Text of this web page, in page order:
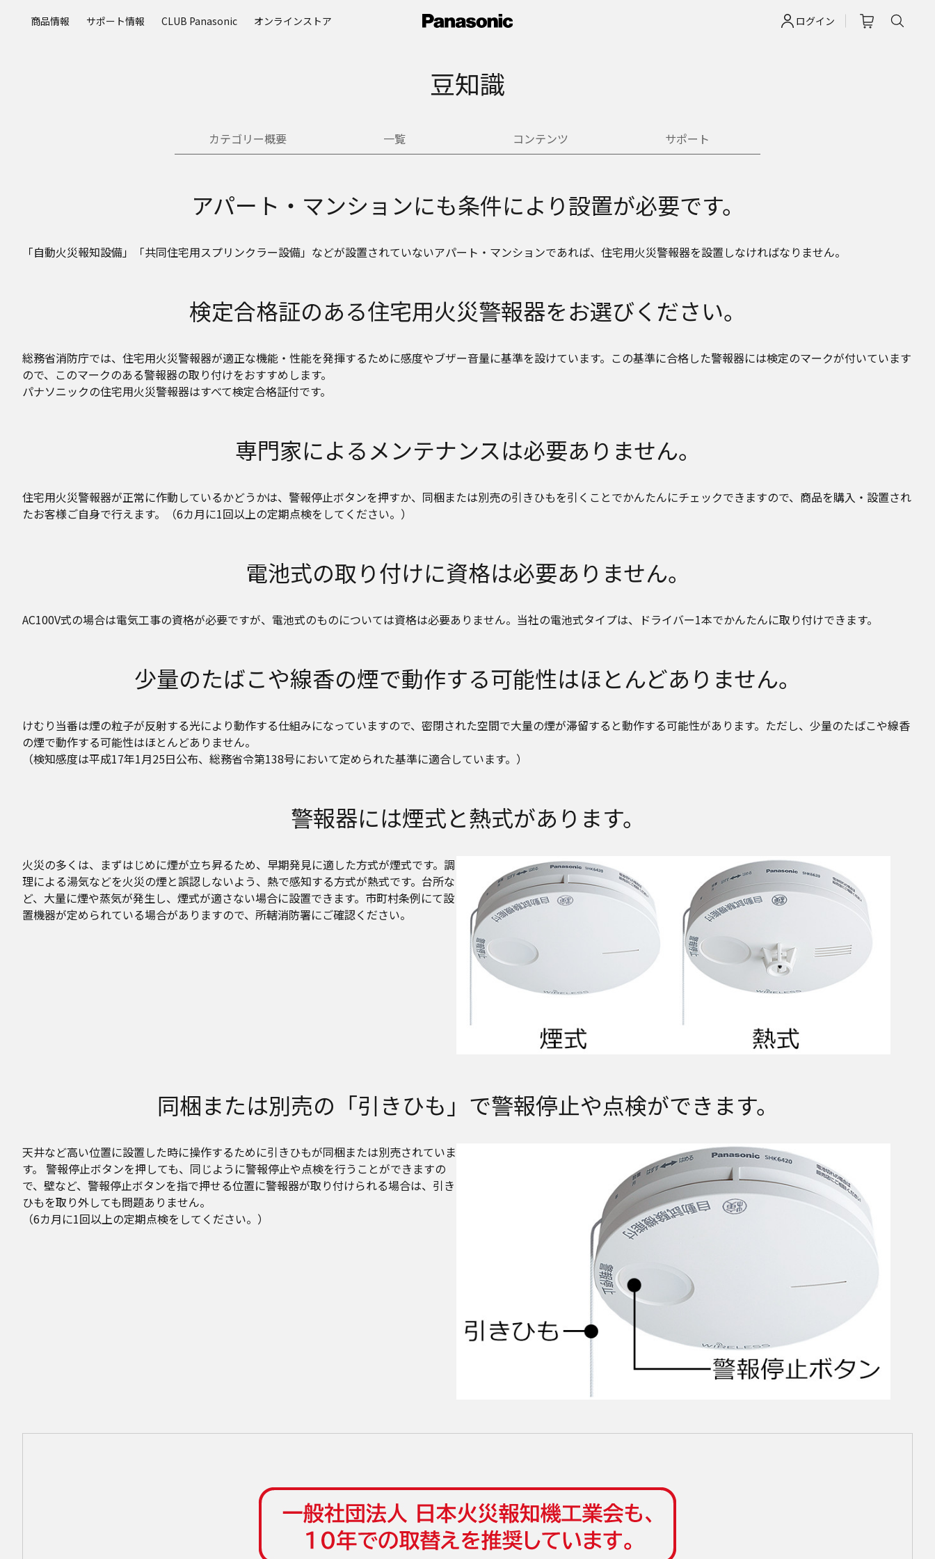
ログイン
商品情報 サポート情報 CLUB Panasonic オンラインストア
豆知識
カテゴリー概要 一覧 コンテンツ サポート
アパート・マンションにも条件により設置が必要です。
「自動火災報知設備」「共同住宅用スプリンクラー設備」などが設置されていないアパート・マンションであれば、住宅用火災警報器を設置しなければなりません。
検定合格証のある住宅用火災警報器をお選びください。
総務省消防庁では、住宅用火災警報器が適正な機能・性能を発揮するために感度やブザー音量に基準を設けています。この基準に合格した警報器には検定のマークが付いています
ので、このマークのある警報器の取り付けをおすすめします。
パナソニックの住宅用火災警報器はすべて検定合格証付です。
専門家によるメンテナンスは必要ありません。
住宅用火災警報器が正常に作動しているかどうかは、警報停止ボタンを押すか、同梱または別売の引きひもを引くことでかんたんにチェックできますので、商品を購入・設置され
たお客様ご自身で行えます。（6カ月に1回以上の定期点検をしてください。）
電池式の取り付けに資格は必要ありません。
AC100V式の場合は電気工事の資格が必要ですが、電池式のものについては資格は必要ありません。当社の電池式タイプは、ドライバー1本でかんたんに取り付けできます。
少量のたばこや線香の煙で動作する可能性はほとんどありません。
けむり当番は煙の粒子が反射する光により動作する仕組みになっていますので、密閉された空間で大量の煙が滞留すると動作する可能性があります。ただし、少量のたばこや線香
の煙で動作する可能性はほとんどありません。
（検知感度は平成17年1月25日公布、総務省令第138号において定められた基準に適合しています。）
警報器には煙式と熱式があります。
火災の多くは、まずはじめに煙が立ち昇るため、早期発見に適した方式が煙式です。調
理による湯気などを火災の煙と誤認しないよう、熱で感知する方式が熱式です。台所な
ど、大量に煙や蒸気が発生し、煙式が適さない場合に設置できます。市町村条例にて設
置機器が定められている場合がありますので、所轄消防署にご確認ください。
同梱または別売の「引きひも」で警報停止や点検ができます。
天井など高い位置に設置した時に操作するために引きひもが同梱または別売されていま
す。 警報停止ボタンを押しても、同じように警報停止や点検を行うことができますの
で、壁など、警報停止ボタンを指で押せる位置に警報器が取り付けられる場合は、引き
ひもを取り外しても問題ありません。
（6カ月に1回以上の定期点検をしてください。）